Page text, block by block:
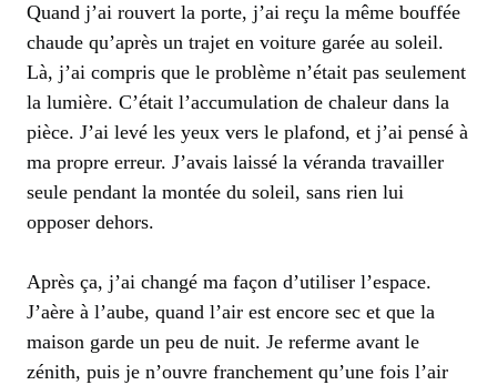
Quand j’ai rouvert la porte, j’ai reçu la même bouffée
chaude qu’après un trajet en voiture garée au soleil.
Là, j’ai compris que le problème n’était pas seulement
la lumière. C’était l’accumulation de chaleur dans la
pièce. J’ai levé les yeux vers le plafond, et j’ai pensé à
ma propre erreur. J’avais laissé la véranda travailler
seule pendant la montée du soleil, sans rien lui
opposer dehors.
Après ça, j’ai changé ma façon d’utiliser l’espace.
J’aère à l’aube, quand l’air est encore sec et que la
maison garde un peu de nuit. Je referme avant le
zénith, puis je n’ouvre franchement qu’une fois l’air